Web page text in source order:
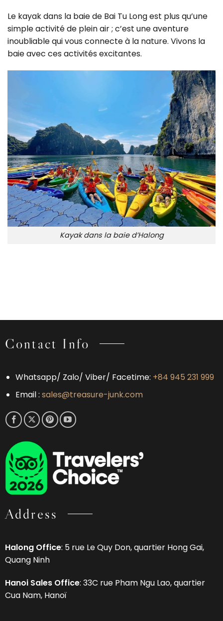
Le kayak dans la baie de Bai Tu Long est plus qu’une
simple activité de plein air ; c’est une aventure
inoubliable qui vous connecte à la nature. Vivons la
baie avec ces activités excitantes.
Kayak dans la baie d’Halong
Contact Info
Whatsapp/ Zalo/ Viber/ Facetime: +84 945 231 999
Email : sales@treasure-junk.com
Address
Halong Office: 5 rue Le Quy Don, quartier Hong Gai,
Quang Ninh
Hanoi Sales Office: 33C rue Pham Ngu Lao, quartier
Cua Nam, Hanoï